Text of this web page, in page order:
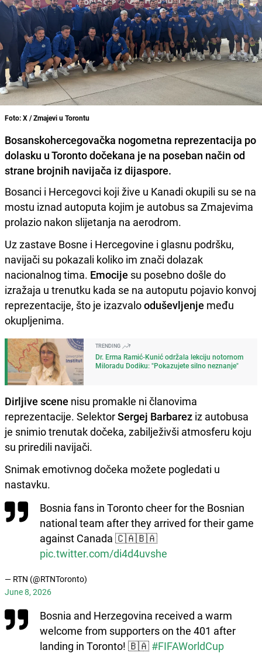
Foto: X / Zmajevi u Torontu
Bosanskohercegovačka nogometna reprezentacija po
dolasku u Toronto dočekana je na poseban način od
strane brojnih navijača iz dijaspore.
Bosanci i Hercegovci koji žive u Kanadi okupili su se na
mostu iznad autoputa kojim je autobus sa Zmajevima
prolazio nakon slijetanja na aerodrom.
Uz zastave Bosne i Hercegovine i glasnu podršku,
navijači su pokazali koliko im znači dolazak
nacionalnog tima. Emocije su posebno došle do
izražaja u trenutku kada se na autoputu pojavio konvoj
reprezentacije, što je izazvalooduševljenje među
okupljenima.
TRENDING
Dr. Erma Ramić-Kunić održala lekciju notornom
Miloradu Dodiku: "Pokazujete silno neznanje"
Dirljive scene nisu promakle ni članovima
reprezentacije. SelektorSergej Barbarez iz autobusa
je snimio trenutak dočeka, zabilježivši atmosferu koju
su priredili navijači.
Snimak emotivnog dočeka možete pogledati u
nastavku.
Bosnia fans in Toronto cheer for the Bosnian
national team after they arrived for their game
against Canada 🇨🇦🇧🇦
pic.twitter.com/di4d4uvshe
— RTN (@RTNToronto)
June 8, 2026
Bosnia and Herzegovina received a warm
welcome from supporters on the 401 after
landing in Toronto! 🇧🇦 #FIFAWorldCup